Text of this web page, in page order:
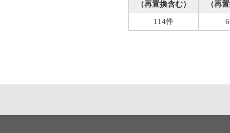
（再置換含む） （再
114件